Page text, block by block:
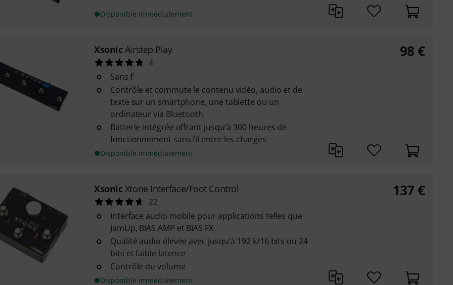
Disponible immédiatement
XsonicAirstep Play
4
Sans f
Contrôle et commute le contenu vidéo, audio et de
texte sur un smartphone, une tablette ou un
ordinateur via Bluetooth
Batterie intégrée offrant jusqu'à 300 heures de
fonctionnement sans fil entre les charges
Disponible immédiatement
98 €
XsonicXtone Interface/Foot Control
22
Interface audio mobile pour applications telles que
JamUp, BIAS AMP et BIAS FX
Qualité audio élevée avec jusqu'à 192 k/16 bits ou 24
bits et faible latence
Contrôle du volume
Disponible immédiatement
137 €